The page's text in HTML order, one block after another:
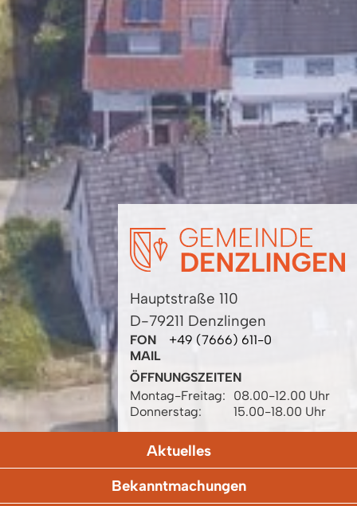
Hauptstraße 110
D-79211 Denzlingen
FON
+49 (7666) 611-0
MAIL
ÖFFNUNGSZEITEN
Montag-Freitag:
08.00-12.00 Uhr
Donnerstag:
15.00-18.00 Uhr
Aktuelles
Bekanntmachungen